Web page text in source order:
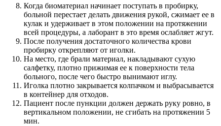
Когда биоматериал начинает поступать в пробирку,
больной перестает делать движения рукой, сжимает ее в
кулак и удерживает в этом положении на протяжении
всей процедуры, а лаборант в это время ослабляет жгут.
После получения достаточного количества крови
пробирку открепляют от иголки.
На место, где брали материал, накладывают сухую
салфетку, плотно прижимая ее к поверхности тела
больного, после чего быстро вынимают иглу.
Иголка плотно закрывается колпачком и выбрасывается
в контейнер для отходов.
Пациент после пункции должен держать руку ровно, в
вертикальном положении, не сгибать на протяжении 5
мин.